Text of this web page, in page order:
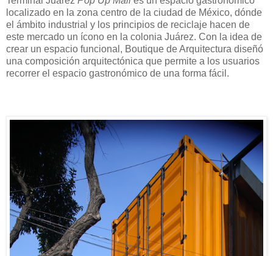
localizado en la zona centro de la ciudad de México, dónde
el ámbito industrial y los principios de reciclaje hacen de
este mercado un ícono en la colonia Juárez. Con la idea de
crear un espacio funcional, Boutique de Arquitectura diseñó
una composición arquitectónica que permite a los usuarios
recorrer el espacio gastronómico de una forma fácil.